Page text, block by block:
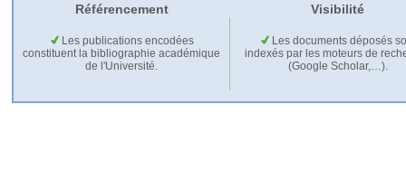
Référencement Visibilité
Les publications encodées
constituent la bibliographie académique
de l'Université.
Les documents déposés
indexés par les moteurs de
(Google Scholar,…).